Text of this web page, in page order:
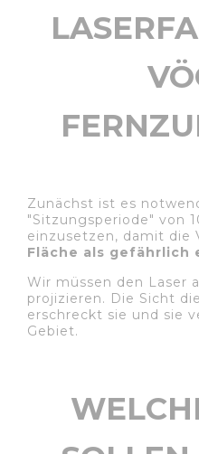
Zunächst ist es
"Sitzungsperiode" von
einzusetzen, damit die
Fläche als gefährlich
Wir müssen den Laser
projizieren. Die Sicht
erschreckt sie und sie
Gebiet.